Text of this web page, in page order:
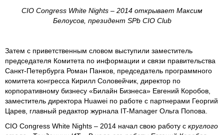
CIO Congress White Nights – 2014 открывает Максим
Белоусов, президент SPb CIO Club
Затем с приветственным словом выступили заместитель
председателя Комитета по информации и связи правительства
Санкт-Петербурга Роман Панков, председатель программного
комитета конгресса Кирилл Соловейчик, директор по
корпоративному бизнесу «Билайн Бизнеса» Евгений Коробов,
заместитель директора Huawei по работе с партнерами Георгий
Царев, главный редактор журнала IT-Manager Ольга Попова.
CIO Congress White Nights – 2014 начал свою работу с круглого